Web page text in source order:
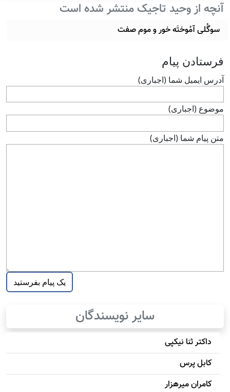
آنچه از وحید تاجیک منتشر شده است
سوگُلی آمُوختَه خور و موم صفت
فرستادن پيام
آدرس ايميل شما (اجباری)
موضوع (اجباری)
متن پيام شما (اجباری)
سایر نویسندگان
داکتر ثنا نیکپی
کابل پرس
کامران میرهزار